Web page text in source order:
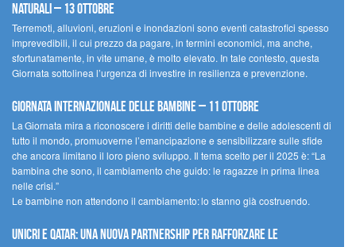
naturali – 13 ottobre
Terremoti, alluvioni, eruzioni e inondazioni sono eventi catastrofici spesso
imprevedibili, il cui prezzo da pagare, in termini economici, ma anche,
sfortunatamente, in vite umane, è molto elevato. In tale contesto, questa
Giornata sottolinea l’urgenza di investire in resilienza e prevenzione.
Giornata internazionale delle bambine – 11 ottobre
La Giornata mira a riconoscere i diritti delle bambine e delle adolescenti di
tutto il mondo, promuoverne l’emancipazione e sensibilizzare sulle sfide
che ancora limitano il loro pieno sviluppo. Il tema scelto per il 2025 è: “La
bambina che sono, il cambiamento che guido: le ragazze in prima linea
nelle crisi.”
Le bambine non attendono il cambiamento: lo stanno già costruendo.
UNICRI e Qatar: una nuova partnership per rafforzare le